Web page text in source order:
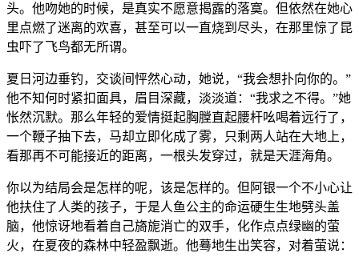
头。他吻她的时候，是真实不愿意揭露的落寞。但依然在她心
里点燃了迷离的欢喜，甚至可以一直烧到尽头，在那里惊了昆
虫吓了飞鸟都无所谓。
夏日河边垂钓，交谈间怦然心动，她说，“我会想扑向你的。”
他不知何时紧扣面具，眉目深藏，淡淡道：“我求之不得。”她
怅然沉默。那么年轻的爱情挺起胸膛直起腰杆吆喝着远行了，
一个鞭子抽下去，马却立即化成了雾，只剩两人站在大地上，
看那再不可能接近的距离，一根头发穿过，就是天涯海角。
你以为结局会是怎样的呢，该是怎样的。但阿银一个不小心让
他扶住了人类的孩子，于是人鱼公主的命运硬生生地劈头盖
脑，他惊讶地看着自己旖旎消亡的双手，化作点点绿幽的萤
火，在夏夜的森林中轻盈飘逝。他蓦地生出笑容，对着萤说：